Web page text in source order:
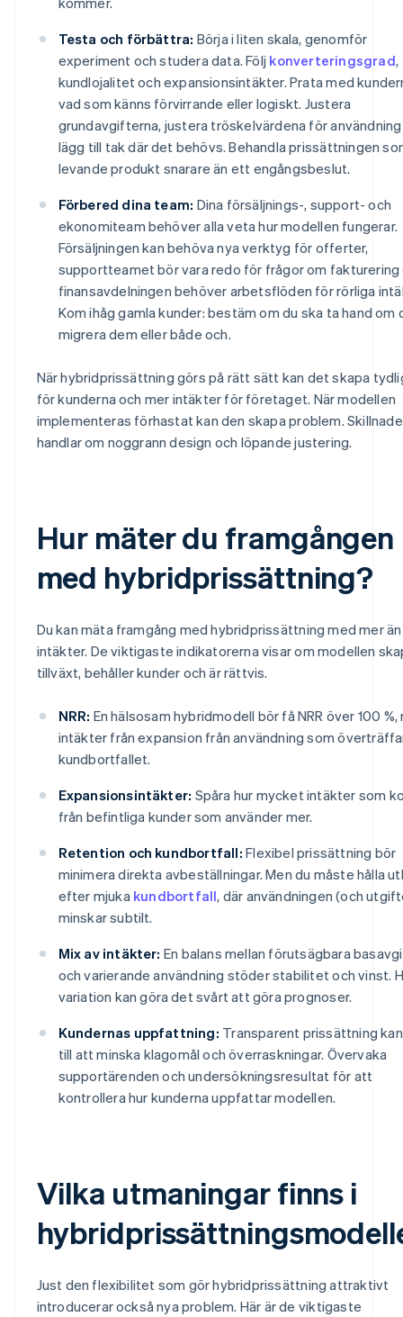
Testa och förbättra: Börja i liten skala, genomför
experiment och studera data. Följ konverteringsgrad,
kundlojalitet och expansionsintäkter. Prata med
vad som känns förvirrande eller logiskt. Justera
grundavgifterna, justera tröskelvärdena för
lägg till tak där det behövs. Behandla prissättningen
levande produkt snarare än ett engångsbeslut.
Förbered dina team: Dina försäljnings-, support- och
ekonomiteam behöver alla veta hur modellen fungerar.
Försäljningen kan behöva nya verktyg för offerter,
supportteamet bör vara redo för frågor om fakturering
finansavdelningen behöver arbetsflöden för rörliga
Kom ihåg gamla kunder: bestäm om du ska ta hand om
migrera dem eller både och.
När hybridprissättning görs på rätt sätt kan det skapa
för kunderna och mer intäkter för företaget. När modellen
implementeras förhastat kan den skapa problem.
handlar om noggrann design och löpande justering.
Hur mäter du framgången
med hybridprissättning?
Du kan mäta framgång med hybridprissättning med mer än
intäkter. De viktigaste indikatorerna visar om modellen
tillväxt, behåller kunder och är rättvis.
NRR: En hälsosam hybridmodell bör få NRR över 100 %,
intäkter från expansion från användning som
kundbortfallet.
Expansionsintäkter: Spåra hur mycket intäkter som
från befintliga kunder som använder mer.
Retention och kundbortfall: Flexibel prissättning bör
minimera direkta avbeställningar. Men du måste hålla
efter mjuka kundbortfall, där användningen (och
minskar subtilt.
Mix av intäkter: En balans mellan förutsägbara
och varierande användning stöder stabilitet och vinst.
variation kan göra det svårt att göra prognoser.
Kundernas uppfattning: Transparent prissättning
till att minska klagomål och överraskningar. Övervaka
supportärenden och undersökningsresultat för att
kontrollera hur kunderna uppfattar modellen.
Vilka utmaningar finns i
Just den flexibilitet som gör hybridprissättning attraktivt
introducerar också nya problem. Här är de viktigaste